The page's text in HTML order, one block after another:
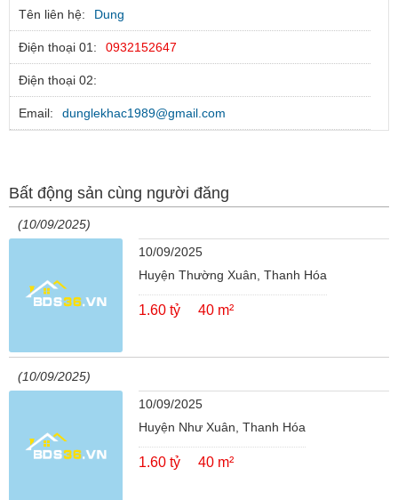
Tên liên hệ: Dung
Điện thoại 01: 0932152647
Điện thoại 02:
Email: dunglekhac1989@gmail.com
Bất động sản cùng người đăng
(10/09/2025)
10/09/2025
Huyện Thường Xuân, Thanh Hóa
1.60 tỷ 40 m²
(10/09/2025)
10/09/2025
Huyện Như Xuân, Thanh Hóa
1.60 tỷ 40 m²